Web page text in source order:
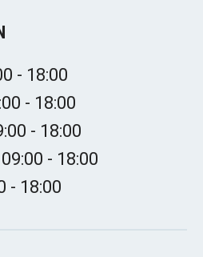
- 18:00
- 18:00
- 18:00
- 18:00
- 18:00